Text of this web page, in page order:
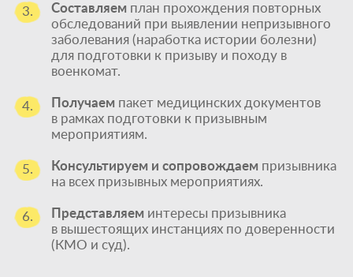
3. Составляем план прохождения повторных
обследований при выявлении непризывного
заболевания (наработка истории болезни)
для подготовки к призыву и походу в
военкомат.
4. Получаем пакет медицинских документов
в рамках подготовки к призывным
мероприятиям.
5. Консультируем и сопровождаем призывника
на всех призывных мероприятиях.
6. Представляем интересы призывника
в вышестоящих инстанциях по доверенности
(КМО и суд).